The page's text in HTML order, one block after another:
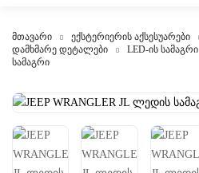
მთავარი ექსტერიერის აქსესუარები
დამხმარე დეტალები
LED-ის სამაგრი
სამაგრი